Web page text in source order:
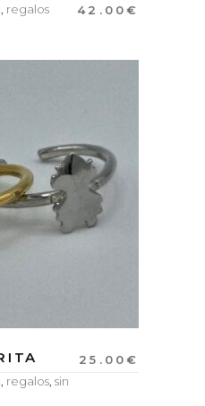
42.00€
, regalos
25.00€
, regalos, sin